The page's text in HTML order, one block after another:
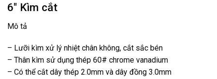
6″ Kìm cắt
Mô tả
– Lưỡi kìm xử lý nhiệt chân không, cắt sắc bén
– Thân kìm sử dụng thép 60# chrome vanadium
– Có thể cắt dây thép 2.0mm và dây đồng 3.0mm